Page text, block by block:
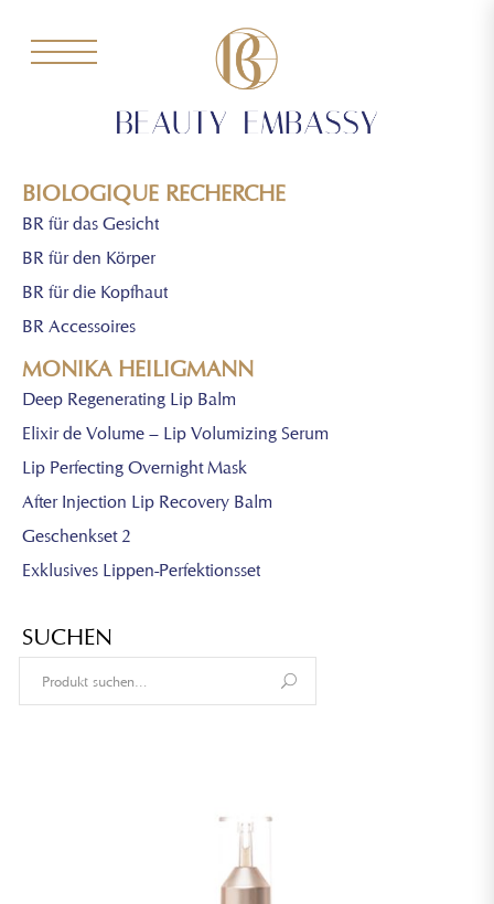
BIOLOGIQUE RECHERCHE
BR für das Gesicht
BR für den Körper
BR für die Kopfhaut
BR Accessoires
MONIKA HEILIGMANN
Deep Regenerating Lip Balm
Elixir de Volume – Lip Volumizing Serum
Lip Perfecting Overnight Mask
After Injection Lip Recovery Balm
Geschenkset 2
Exklusives Lippen-Perfektionsset
SUCHEN
for: